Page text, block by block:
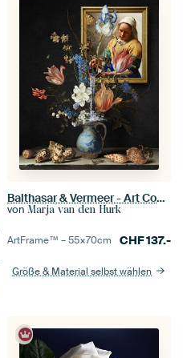
Balthasar & Vermeer - Art Combined
von Marja van den Hurk
ArtFrame™ –55×70cm CHF137.-
Größe & Material selbst wählen